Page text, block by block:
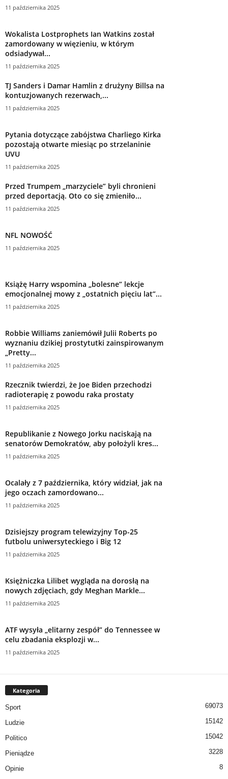
11 października 2025
Wokalista Lostprophets Ian Watkins został
zamordowany w więzieniu, w którym
odsiadywał...
11 października 2025
TJ Sanders i Damar Hamlin z drużyny Billsa na
kontuzjowanych rezerwach,...
11 października 2025
Pytania dotyczące zabójstwa Charliego Kirka
pozostają otwarte miesiąc po strzelaninie
UVU
11 października 2025
Przed Trumpem „marzyciele” byli chronieni
przed deportacją. Oto co się zmieniło...
11 października 2025
NFL NOWOŚĆ
11 października 2025
Książę Harry wspomina „bolesne” lekcje
emocjonalnej mowy z „ostatnich pięciu lat”...
11 października 2025
Robbie Williams zaniemówił Julii Roberts po
wyznaniu dzikiej prostytutki zainspirowanym
„Pretty...
11 października 2025
Rzecznik twierdzi, że Joe Biden przechodzi
radioterapię z powodu raka prostaty
11 października 2025
Republikanie z Nowego Jorku naciskają na
senatorów Demokratów, aby położyli kres...
11 października 2025
Ocalały z 7 października, który widział, jak na
jego oczach zamordowano...
11 października 2025
Dzisiejszy program telewizyjny Top-25
futbolu uniwersyteckiego i Big 12
11 października 2025
Księżniczka Lilibet wygląda na dorosłą na
nowych zdjęciach, gdy Meghan Markle...
11 października 2025
ATF wysyła „elitarny zespół” do Tennessee w
celu zbadania eksplozji w...
11 października 2025
Kategoria
Sport 69073
Ludzie 15142
Politico 15042
Pieniądze 3228
Opinie
8